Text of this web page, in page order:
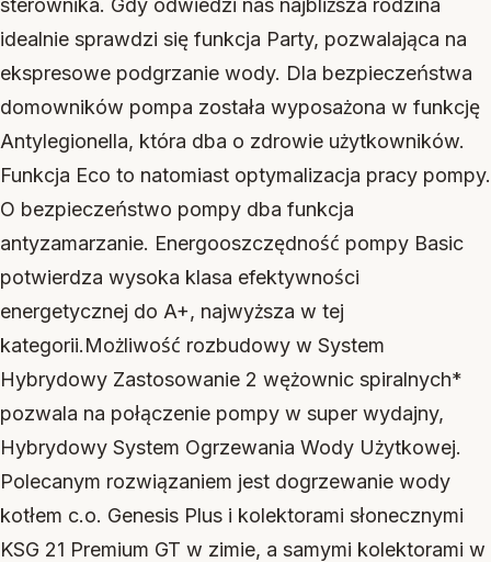
sterownika. Gdy odwiedzi nas najbliższa rodzina
idealnie sprawdzi się funkcja Party, pozwalająca na
ekspresowe podgrzanie wody. Dla bezpieczeństwa
domowników pompa została wyposażona w funkcję
Antylegionella, która dba o zdrowie użytkowników.
Funkcja Eco to natomiast optymalizacja pracy pompy.
O bezpieczeństwo pompy dba funkcja
antyzamarzanie. Energooszczędność pompy Basic
potwierdza wysoka klasa efektywności
energetycznej do A+, najwyższa w tej
kategorii.Możliwość rozbudowy w System
Hybrydowy Zastosowanie 2 wężownic spiralnych*
pozwala na połączenie pompy w super wydajny,
Hybrydowy System Ogrzewania Wody Użytkowej.
Polecanym rozwiązaniem jest dogrzewanie wody
kotłem c.o. Genesis Plus i kolektorami słonecznymi
KSG 21 Premium GT w zimie, a samymi kolektorami w